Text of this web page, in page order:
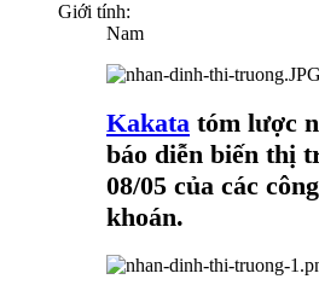
Giới tính:
Nam
Kakata tóm lược
báo diễn biến thị
08/05 của các
khoán.